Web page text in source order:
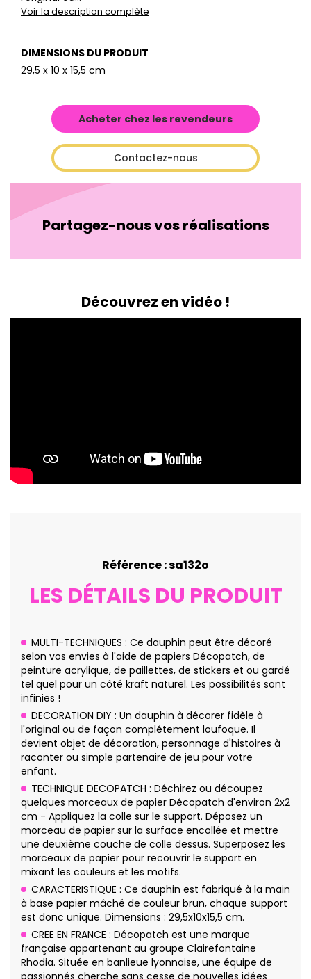
Voir la description complète
DIMENSIONS DU PRODUIT
29,5 x 10 x 15,5 cm
Acheter chez les revendeurs
Contactez-nous
Partagez-nous vos réalisations
Découvrez en vidéo !
Référence : sa132o
LES DÉTAILS DU PRODUIT
MULTI-TECHNIQUES : Ce dauphin peut être décoré
selon vos envies à l'aide de papiers Décopatch, de
peinture acrylique, de paillettes, de stickers et ou gardé
tel quel pour un côté kraft naturel. Les possibilités sont
infinies !
DECORATION DIY : Un dauphin à décorer fidèle à
l'original ou de façon complétement loufoque. Il
devient objet de décoration, personnage d'histoires à
raconter ou simple partenaire de jeu pour votre
enfant.
TECHNIQUE DECOPATCH : Déchirez ou découpez
quelques morceaux de papier Décopatch d'environ 2x2
cm - Appliquez la colle sur le support. Déposez un
morceau de papier sur la surface encollée et mettre
une deuxième couche de colle dessus. Superposez les
morceaux de papier pour recouvrir le support en
mixant les couleurs et les motifs.
CARACTERISTIQUE : Ce dauphin est fabriqué à la main
à base papier mâché de couleur brun, chaque support
est donc unique. Dimensions : 29,5x10x15,5 cm.
CREE EN FRANCE : Décopatch est une marque
française appartenant au groupe Clairefontaine
Rhodia. Située en banlieue lyonnaise, une équipe de